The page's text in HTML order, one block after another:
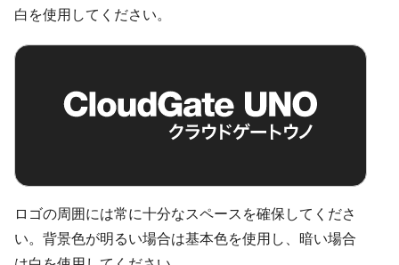
白を使用してください。
ロゴの周囲には常に十分なスペースを確保してくださ
い。背景色が明るい場合は基本色を使用し、暗い場合